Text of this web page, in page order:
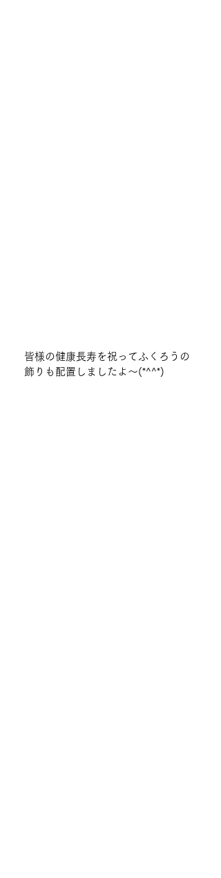
皆様の健康長寿を祝ってふくろうの
飾りも配置しましたよ～(*^^*)